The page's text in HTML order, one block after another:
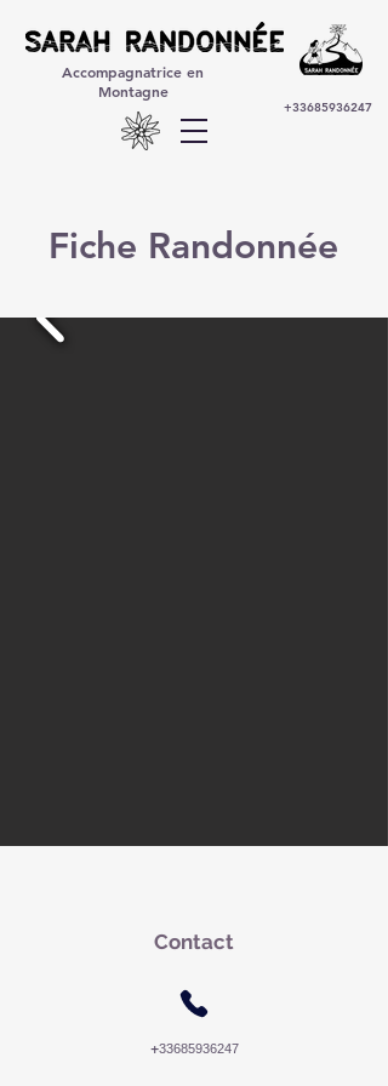
+33685936247
Accompagnatrice en
Montagne
Fiche Randonnée
Contact
+33685936247